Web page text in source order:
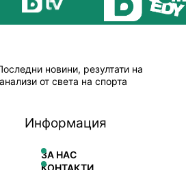
новини, резултати на
от света на спорта
Информация
ЗА НАС
КОНТАКТИ